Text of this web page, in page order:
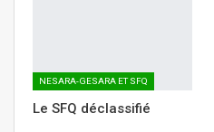
NESARA-GESARA ET SFQ
Le SFQ déclassifié